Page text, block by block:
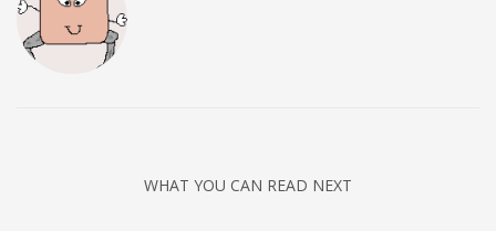
WHAT YOU CAN READ NEXT